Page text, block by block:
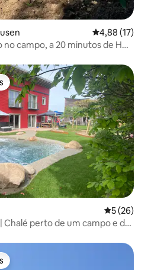
4,88 de uma
4,88 (17)
campo, a 20 minutos de HD
dos hóspedes
5 de uma
5 (26)
Chalé perto de um campo e de
dos hóspedes